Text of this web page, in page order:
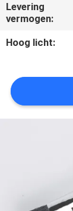
Levering
vermogen:
Hoog licht: